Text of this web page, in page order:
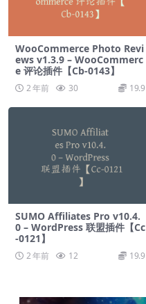
WooCommerce Photo Revi
ews v1.3.9 – WooCommerc
e 评论插件【Cb-0143】
2 年前 30 19.9
SUMO Affiliates Pro v10.4.
0 – WordPress 联盟插件【Cc
-0121】
2 年前 12 19.9